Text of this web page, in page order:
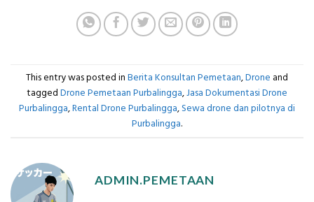
This entry was posted in Berita Konsultan Pemetaan,Drone and
tagged Drone Pemetaan Purbalingga,Jasa Dokumentasi Drone
Purbalingga,Rental Drone Purbalingga,Sewa drone dan pilotnya di
Purbalingga.
ADMIN.PEMETAAN